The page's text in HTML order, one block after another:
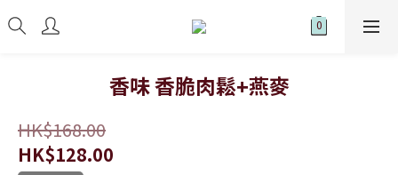
香味 香脆肉鬆+燕麥
HK$168.00
HK$128.00